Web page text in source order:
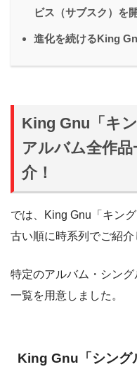
ビス（サブスク）を
進化を続けるKing
King Gnu「キ
アルバム全作
介！
では、King Gnu「キン
古い順に時系列でご紹介
特定のアルバム・シン
一覧を用意しました。
King Gnu「シング